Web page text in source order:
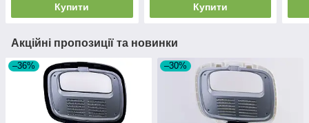
Купити Купити
Акційні пропозиції та новинки
–36% –30%